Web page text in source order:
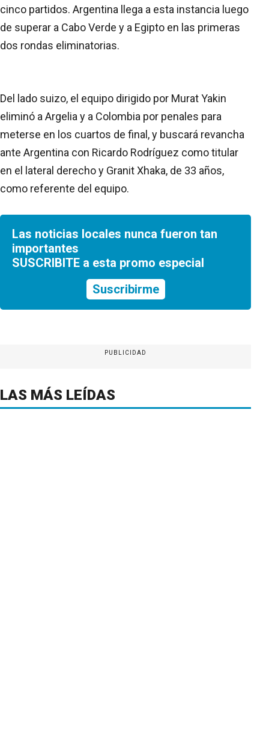
cinco partidos. Argentina llega a esta instancia luego
de superar a Cabo Verde y a Egipto en las primeras
dos rondas eliminatorias.
Del lado suizo, el equipo dirigido por Murat Yakin
eliminó a Argelia y a Colombia por penales para
meterse en los cuartos de final, y buscará revancha
ante Argentina con Ricardo Rodríguez como titular
en el lateral derecho y Granit Xhaka, de 33 años,
como referente del equipo.
Las noticias locales nunca fueron tan
importantes
SUSCRIBITE a esta promo especial
Suscribirme
PUBLICIDAD
LAS MÁS LEÍDAS